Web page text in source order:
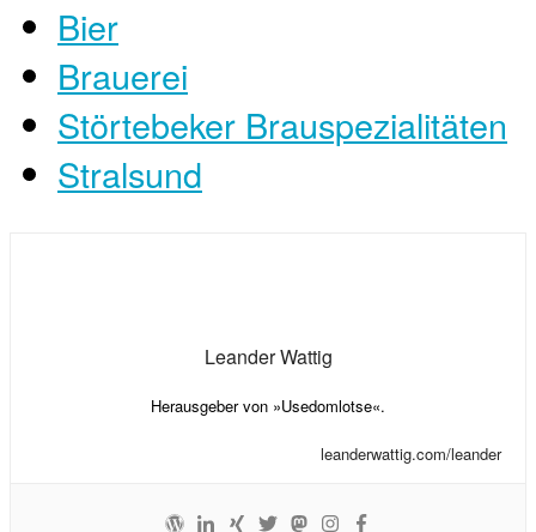
Bier
Brauerei
Störtebeker Brauspezialitäten
Stralsund
Leander Wattig
Herausgeber von »Usedomlotse«.
leanderwattig.com/leander